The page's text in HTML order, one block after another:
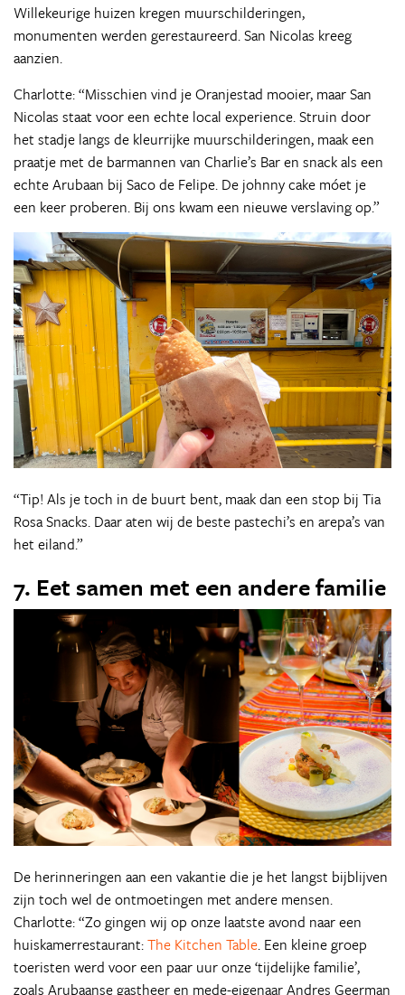
Willekeurige huizen kregen muurschilderingen,
monumenten werden gerestaureerd. San Nicolas kreeg
aanzien.
Charlotte: “Misschien vind je Oranjestad mooier, maar San
Nicolas staat voor een echte local experience. Struin door
het stadje langs de kleurrijke muurschilderingen, maak een
praatje met de barmannen van Charlie’s Bar en snack als een
echte Arubaan bij Saco de Felipe. De johnny cake móet je
een keer proberen. Bij ons kwam een nieuwe verslaving op.”
“Tip! Als je toch in de buurt bent, maak dan een stop bij Tia
Rosa Snacks. Daar aten wij de beste pastechi’s en arepa’s van
het eiland.”
7. Eet samen met een andere familie
De herinneringen aan een vakantie die je het langst bijblijven
zijn toch wel de ontmoetingen met andere mensen.
Charlotte: “Zo gingen wij op onze laatste avond naar een
huiskamerrestaurant:The Kitchen Table. Een kleine groep
toeristen werd voor een paar uur onze ‘tijdelijke familie’,
zoals Arubaanse gastheer en mede-eigenaar Andres Geerman